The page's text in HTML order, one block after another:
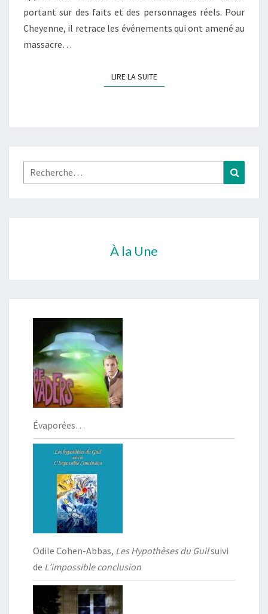
portant sur des faits et des personnages réels. Pour
Cheyenne, il retrace les événements qui ont amené au
massacre…
LIRE LA SUITELIRE LA SUITE
Rechercher :
À la Une
Évaporées…
Odile Cohen-Abbas, Les Hypothèses du Guilsuivi
de L’impossible conclusion